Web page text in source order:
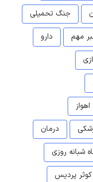
جنگ تحمیلی
مهم
دارو
درمان
شبانه روزی
کوثر پردیس